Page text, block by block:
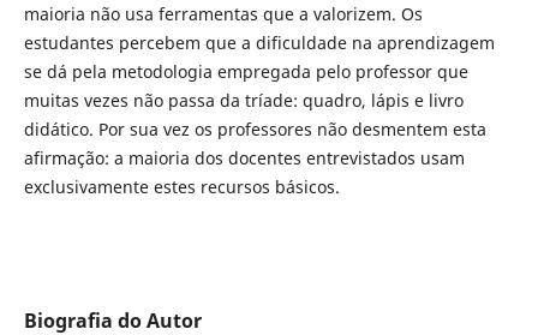
maioria não usa ferramentas que a valorizem. Os
estudantes percebem que a dificuldade na aprendizagem
se dá pela metodologia empregada pelo professor que
muitas vezes não passa da tríade: quadro, lápis e livro
didático. Por sua vez os professores não desmentem esta
afirmação: a maioria dos docentes entrevistados usam
exclusivamente estes recursos básicos.
Biografia do Autor